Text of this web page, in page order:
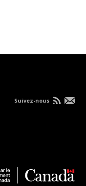
Suivez-nous